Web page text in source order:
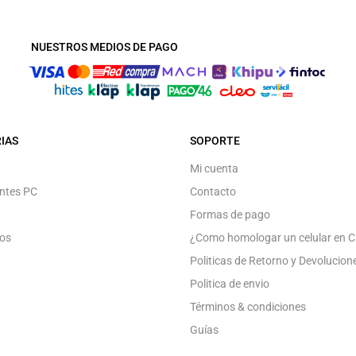
NUESTROS MEDIOS DE PAGO
PC
SOPORTE
Mi cuenta
Contacto
Formas de pago
¿Como homologar un celular en
Politicas de Retorno y
Politica de envio
Términos & condiciones
Guías